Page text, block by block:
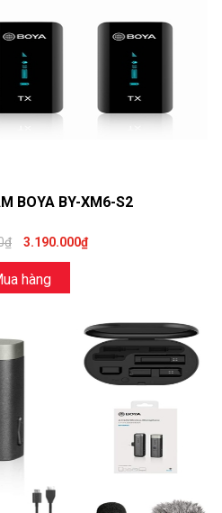
BOYA BY-XM6-S2
3.190.000₫
hàng